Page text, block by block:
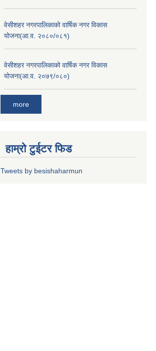
वेसीशहर नगरपालिकाको वार्षिक नगर विकास
योजना(आ.व. २०८०/०८१)
वेसीशहर नगरपालिकाको वार्षिक नगर विकास
योजना(आ.व. २०७९/०८०)
more
हाम्रो टुईटर फिड
Tweets by besishaharmun